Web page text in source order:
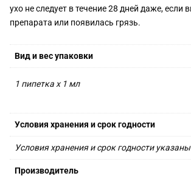
ухо не следует в течение 28 дней даже, если
препарата или появилась грязь.
Вид и вес упаковки
1 пипетка х 1 мл
Условия хранения и срок годности
Условия хранения и срок годности
Производитель